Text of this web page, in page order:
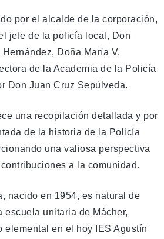
por el alcalde de la corporación,
jefe de la policía local, Don
Doña María V.
de la Academia de la Policía
Don Juan Cruz Sepúlveda.
una recopilación detallada y por
de la historia de la Policía
una valiosa perspectiva
a la comunidad.
nacido en 1954, es natural de
escuela unitaria de Mácher,
elemental en el hoy IES Agustín